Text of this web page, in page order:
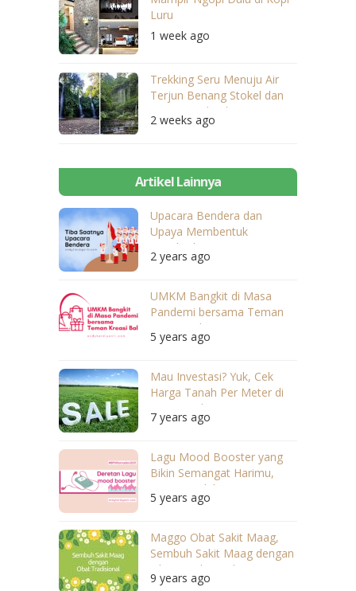
Luru
1 week ago
Trekking Seru Menuju Air
Terjun Benang Stokel dan
Benang Kelambu
2 weeks ago
Artikel Lainnya
Upacara Bendera dan
Upaya Membentuk
Kepribadian Bangsa
2 years ago
UMKM Bangkit di Masa
Pandemi bersama Teman
Kreasi Bali
5 years ago
Mau Investasi? Yuk, Cek
Harga Tanah Per Meter di
Desa Berikut Ini
7 years ago
Lagu Mood Booster yang
Bikin Semangat Harimu,
Dengerin deh!
5 years ago
Maggo Obat Sakit Maag,
Sembuh Sakit Maag dengan
Obat Tradisional
9 years ago